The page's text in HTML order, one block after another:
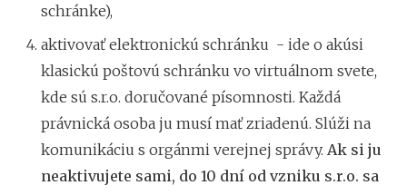
schránke),
aktivovať elektronickú schránku - ide o akúsi
klasickú poštovú schránku vo virtuálnom svete,
kde sú s.r.o. doručované písomnosti. Každá
právnická osoba ju musí mať zriadenú. Slúži na
komunikáciu s orgánmi verejnej správy. Ak si ju
neaktivujete sami, do 10 dní od vzniku s.r.o. sa